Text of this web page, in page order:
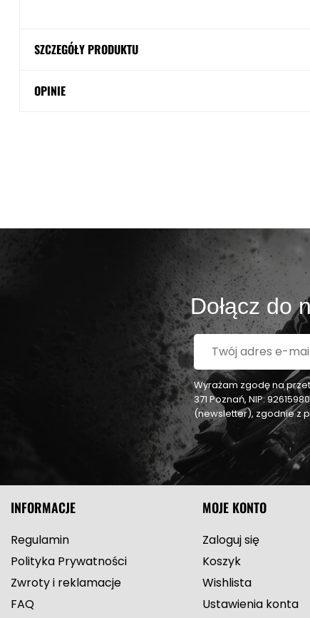
SZCZEGÓŁY PRODUKTU
OPINIE
Dołącz do
Wyrażam zgodę na
371 Poznań, NIP:
(newsletter), zgodnie z
INFORMACJE
Regulamin
Polityka Prywatności
Zwroty i reklamacje
FAQ
MOJE KONTO
Zaloguj się
Koszyk
Wishlista
Ustawienia konta